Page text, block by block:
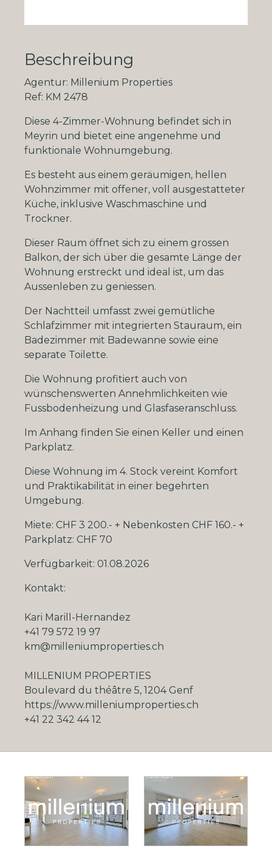
Beschreibung
Agentur: Millenium Properties
Ref: KM 2478
Diese 4-Zimmer-Wohnung befindet sich in
Meyrin und bietet eine angenehme und
funktionale Wohnumgebung.
Es besteht aus einem geräumigen, hellen
Wohnzimmer mit offener, voll ausgestatteter
Küche, inklusive Waschmaschine und
Trockner.
Dieser Raum öffnet sich zu einem grossen
Balkon, der sich über die gesamte Länge der
Wohnung erstreckt und ideal ist, um das
Aussenleben zu geniessen.
Der Nachtteil umfasst zwei gemütliche
Schlafzimmer mit integrierten Stauraum, ein
Badezimmer mit Badewanne sowie eine
separate Toilette.
Die Wohnung profitiert auch von
wünschenswerten Annehmlichkeiten wie
Fussbodenheizung und Glasfaseranschluss.
Im Anhang finden Sie einen Keller und einen
Parkplatz.
Diese Wohnung im 4. Stock vereint Komfort
und Praktikabilität in einer begehrten
Umgebung.
Miete: CHF 3 200.- + Nebenkosten CHF 160.- +
Parkplatz: CHF 70
Verfügbarkeit: 01.08.2026
Kontakt:
Kari Marill-Hernandez
+41 79 572 19 97
km@milleniumproperties.ch
MILLENIUM PROPERTIES
Boulevard du théâtre 5, 1204 Genf
https://www.milleniumproperties.ch
+41 22 342 44 12